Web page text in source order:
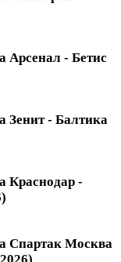
Арсенал - Бетис
Зенит - Балтика
Краснодар -
Спартак Москва